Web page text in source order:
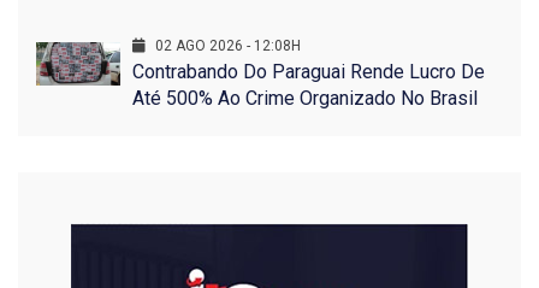
02 AGO 2026 - 12:08H
Contrabando Do Paraguai Rende Lucro De
Até 500% Ao Crime Organizado No Brasil